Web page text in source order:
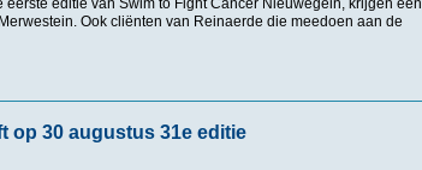
editie van Swim to Fight Cancer Nieuwegein, krijgen een
Ook cliënten van Reinaerde die meedoen aan de
Cancer Nieuwegein
op 30 augustus 31e editie